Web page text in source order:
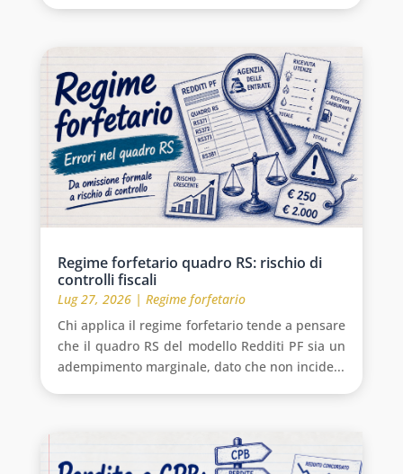
Regime forfetario quadro RS: rischio di
controlli fiscali
Lug 27, 2026| Regime forfetario
Chi applica il regime forfetario tende a pensare
che il quadro RS del modello Redditi PF sia un
adempimento marginale, dato che non incide...